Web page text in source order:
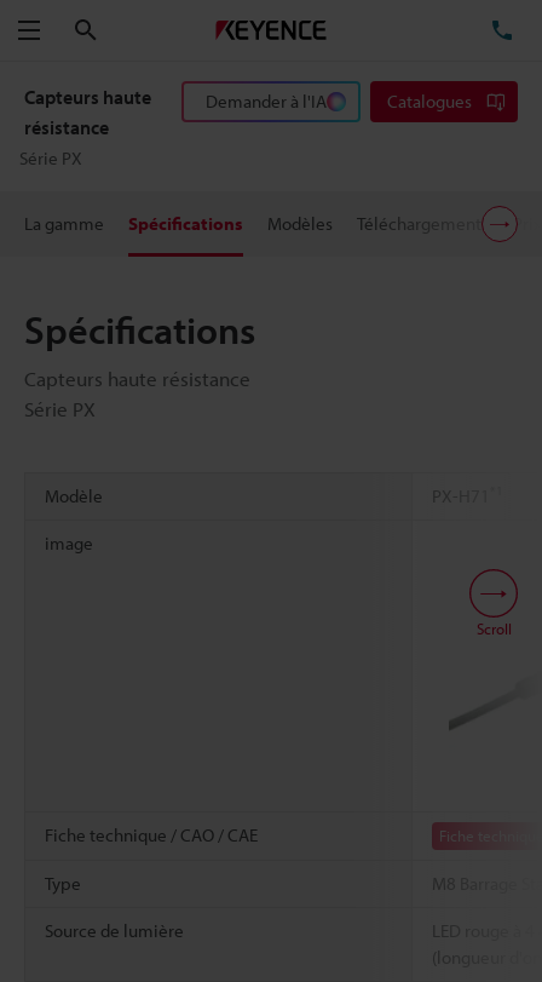
Menu
Capteurs haute
résistance
Série PX
Demander à l'IA Catalogues
La gamme Spécifications Modèles Téléchargements Prix
Spécifications
Capteurs haute résistance
Série PX
Modèle PX-H71
image
Fiche technique / CAO / CAE Fiche
Type M8 Barrage
Source de lumière
LED rouge à
(longueur
Scroll